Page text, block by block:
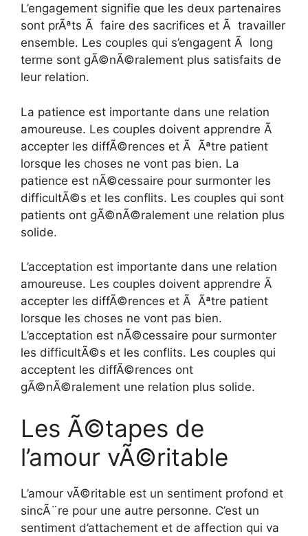
L’engagement signifie que les deux partenaires
sont prÃªts Ã faire des sacrifices et Ã travailler
ensemble. Les couples qui s’engagent Ã long
terme sont gÃ©nÃ©ralement plus satisfaits de
leur relation.
La patience est importante dans une relation
amoureuse. Les couples doivent apprendre Ã
accepter les diffÃ©rences et Ã Ãªtre patient
lorsque les choses ne vont pas bien. La
patience est nÃ©cessaire pour surmonter les
difficultÃ©s et les conflits. Les couples qui sont
patients ont gÃ©nÃ©ralement une relation plus
solide.
L’acceptation est importante dans une relation
amoureuse. Les couples doivent apprendre Ã
accepter les diffÃ©rences et Ã Ãªtre patient
lorsque les choses ne vont pas bien.
L’acceptation est nÃ©cessaire pour surmonter
les difficultÃ©s et les conflits. Les couples qui
acceptent les diffÃ©rences ont
gÃ©nÃ©ralement une relation plus solide.
Les Ã©tapes de
l’amour vÃ©ritable
L’amour vÃ©ritable est un sentiment profond et
sincÃ¨re pour une autre personne. C’est un
sentiment d’attachement et de affection qui va